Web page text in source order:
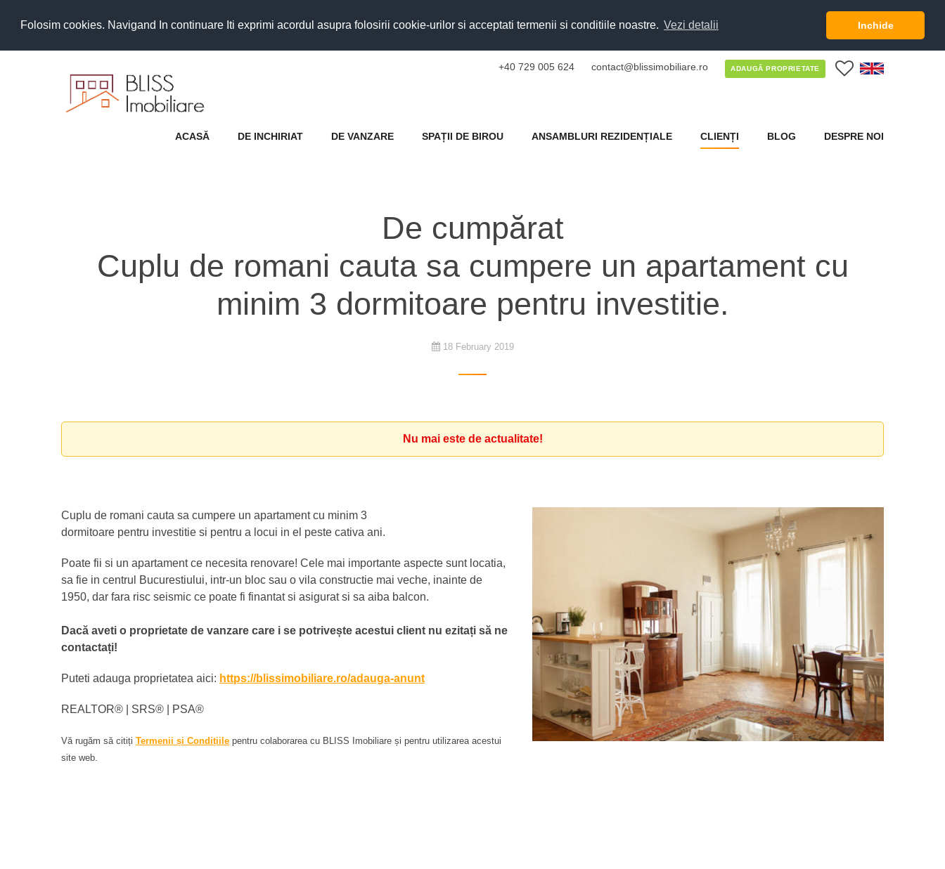
Folosim cookies. Navigand In continuare Iti exprimi acordul asupra folosirii cookie-urilor si acceptati termenii si conditiile noastre. Vezi detalii Inchide
+40 729 005 624 contact@blissimobiliare.ro ADAUGĂ PROPRIETATE
ACASĂ DE INCHIRIAT DE VANZARE SPAȚII DE BIROU ANSAMBLURI REZIDENȚIALE CLIENȚI BLOG DESPRE NOI
De cumpărat
Cuplu de romani cauta sa cumpere un apartament cu
minim 3 dormitoare pentru investitie.
18 February 2019
Nu mai este de actualitate!
Cuplu de romani cauta sa cumpere un apartament cu minim 3
dormitoare pentru investitie si pentru a locui in el peste cativa ani.
Poate fii si un apartament ce necesita renovare! Cele mai importante aspecte sunt locatia,
sa fie in centrul Bucurestiului, intr-un bloc sau o vila constructie mai veche, inainte de
1950, dar fara risc seismic ce poate fi finantat si asigurat si sa aiba balcon.
Dacă aveti o proprietate de vanzare care i se potrivește acestui client nu ezitați să ne
contactați!
Puteti adauga proprietatea aici: https://blissimobiliare.ro/adauga-anunt
REALTOR®️ | SRS®️ | PSA®️
Vă rugăm să citiți Termenii și Condițiile pentru colaborarea cu BLISS Imobiliare și pentru utilizarea acestui
site web.